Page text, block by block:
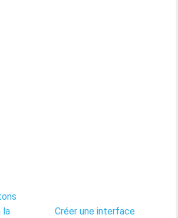
la
Créer une interface